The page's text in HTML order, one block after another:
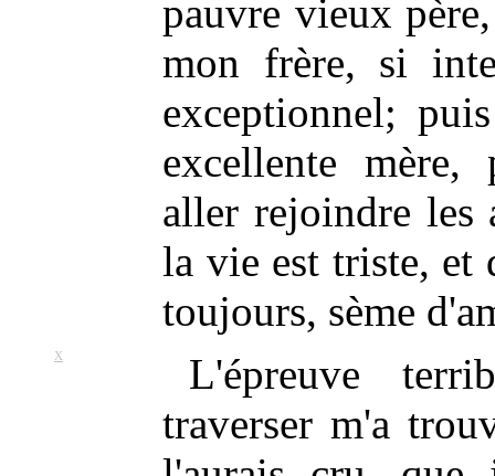
pauvre vieux
mon frère, si
exceptionnel;
excellente
aller rejoindre
la vie est triste, et
toujours, sème
X
L'épreuve
traverser m'a